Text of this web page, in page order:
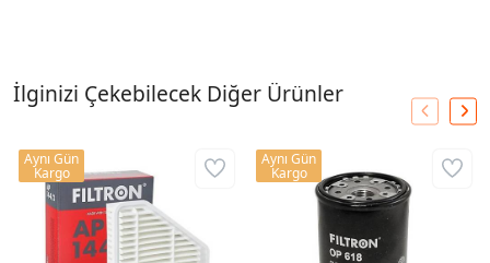
İlginizi Çekebilecek Diğer Ürünler
Aynı Gün
Kargo
Aynı Gün
Kargo